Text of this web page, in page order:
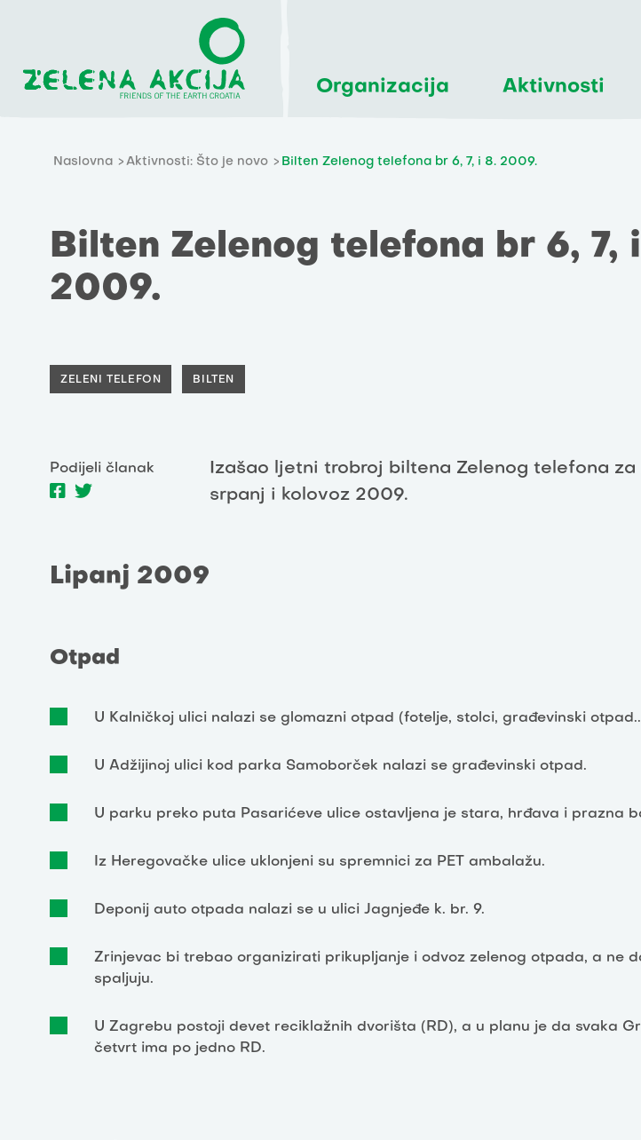
Organizacija Aktivnosti
Naslovna Aktivnosti: Što je novo Bilten Zelenog telefona br 6, 7, i 8. 2009.
Bilten Zelenog telefona br 6, 7,
2009.
ZELENI TELEFON BILTEN
Podijeli članak
Izašao ljetni trobroj biltena Zelenog telefona za
srpanj i kolovoz 2009.
Lipanj 2009
Otpad
U Kalničkoj ulici nalazi se glomazni otpad (fotelje, stolci, građevinski
U Adžijinoj ulici kod parka Samoborček nalazi se građevinski otpad.
U parku preko puta Pasarićeve ulice ostavljena je stara, hrđava i prazna
Iz Heregovačke ulice uklonjeni su spremnici za PET ambalažu.
Deponij auto otpada nalazi se u ulici Jagnjeđe k. br. 9.
Zrinjevac bi trebao organizirati prikupljanje i odvoz zelenog otpada, a ne
spaljuju.
U Zagrebu postoji devet reciklažnih dvorišta (RD), a u planu je da svaka
četvrt ima po jedno RD.